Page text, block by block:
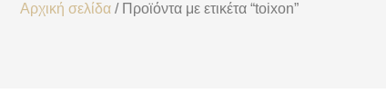
Αρχική σελίδα / Προϊόντα με ετικέτα “toixon”